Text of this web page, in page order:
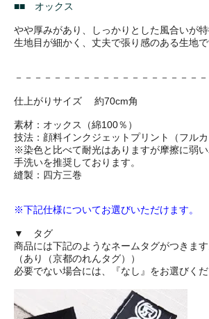
■■ オックス
やや厚みがあり、しっかりとした風合いが特
生地目が細かく、丈夫で張り感のある生地で
－－－－－－－－－－－－－－－－－－－
仕上がりサイズ 約70cm角
素材：オックス（綿100％）
技法：顔料インクジェットプリント（フルカ
※染色と比べて耐光はありますが摩擦に弱い
手洗いを推奨しております。
縫製：四方三巻
※下記仕様についてお選びいただけます。
▼ タグ
商品には下記のようなネームタグがつきます
（あり（京都のれんタグ））
必要でない場合には、『なし』をお選びくだ